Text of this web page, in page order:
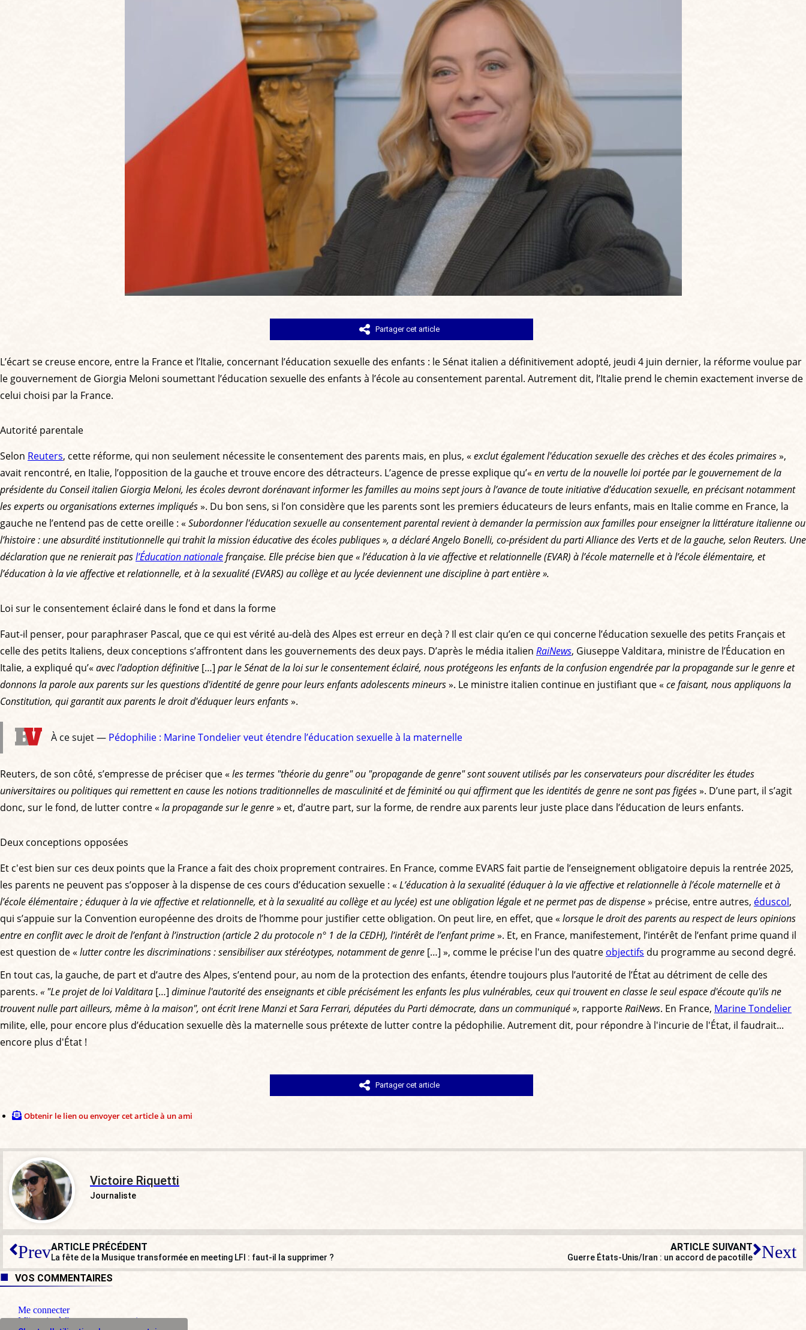
Partager cet article
L’écart se creuse encore, entre la France et l’Italie, concernant l’éducation sexuelle des enfants : le Sénat italien a définitivement adopté, jeudi 4 juin dernier, la réforme voulue par
le gouvernement de Giorgia Meloni soumettant l’éducation sexuelle des enfants à l’école au consentement parental. Autrement dit, l’Italie prend le chemin exactement inverse de
celui choisi par la France.
Autorité parentale
Selon Reuters, cette réforme, qui non seulement nécessite le consentement des parents mais, en plus, «exclut également l'éducation sexuelle des crèches et des écoles primaires»,
avait rencontré, en Italie, l’opposition de la gauche et trouve encore des détracteurs. L’agence de presse explique qu’«en vertu de la nouvelle loi portée par le gouvernement de la
présidente du Conseil italien Giorgia Meloni, les écoles devront dorénavant informer les familles au moins sept jours à l’avance de toute initiative d’éducation sexuelle, en précisant notamment
les experts ou organisations externes impliqués». Du bon sens, si l’on considère que les parents sont les premiers éducateurs de leurs enfants, mais en Italie comme en France, la
gauche ne l’entend pas de cette oreille : «Subordonner l'éducation sexuelle au consentement parental revient à demander la permission aux familles pour enseigner la littérature italienne ou
l’histoire : une absurdité institutionnelle qui trahit la mission éducative des écoles publiques», a déclaré Angelo Bonelli, co-président du parti Alliance des Verts et de la gauche, selon Reuters. Une
déclaration que ne renierait pasl’Éducation nationalefrançaise. Elle précise bien que «l’éducation à la vie affective et relationnelle (EVAR) à l’école maternelle et à l’école élémentaire, et
l’éducation à la vie affective et relationnelle, et à la sexualité (EVARS) au collège et au lycée deviennent une discipline à part entière».
Loi sur le consentement éclairé dans le fond et dans la forme
Faut-il penser, pour paraphraser Pascal, que ce qui est vérité au-delà des Alpes est erreur en deçà ? Il est clair qu’en ce qui concerne l’éducation sexuelle des petits Français et
celle des petits Italiens, deux conceptions s’affrontent dans les gouvernements des deux pays. D’après le média italien RaiNews, Giuseppe Valditara, ministre de l’Éducation en
Italie, a expliqué qu’«avec l'adoption définitive […] par le Sénat de la loi sur le consentement éclairé, nous protégeons les enfants de la confusion engendrée par la propagande sur le genre et
donnons la parole aux parents sur les questions d'identité de genre pour leurs enfants adolescents mineurs». Le ministre italien continue en justifiant que «ce faisant, nous appliquons la
Constitution, qui garantit aux parents le droit d'éduquer leurs enfants».
À ce sujet — Pédophilie : Marine Tondelier veut étendre l’éducation sexuelle à la maternelle
Reuters, de son côté, s’empresse de préciser que «les termes "théorie du genre" ou "propagande de genre" sont souvent utilisés par les conservateurs pour discréditer les études
universitaires ou politiques qui remettent en cause les notions traditionnelles de masculinité et de féminité ou qui affirment que les identités de genre ne sont pas figées». D’une part, il s’agit
donc, sur le fond, de lutter contre «la propagande sur le genre» et, d’autre part, sur la forme, de rendre aux parents leur juste place dans l’éducation de leurs enfants.
Deux conceptions opposées
Et c'est bien sur ces deux points que la France a fait des choix proprement contraires. En France, comme EVARS fait partie de l’enseignement obligatoire depuis la rentrée 2025,
les parents ne peuvent pas s’opposer à la dispense de ces cours d’éducation sexuelle : «L’éducation à la sexualité (éduquer à la vie affective et relationnelle à l’école maternelle et à
l’école élémentaire ; éduquer à la vie affective et relationnelle, et à la sexualité au collège et au lycée) est une obligation légale et ne permet pas de dispense» précise, entre autres, éduscol,
qui s’appuie sur la Convention européenne des droits de l’homme pour justifier cette obligation. On peut lire, en effet, que «lorsque le droit des parents au respect de leurs opinions
entre en conflit avec le droit de l’enfant à l’instruction (article 2 du protocole n° 1 de la CEDH), l’intérêt de l’enfant prime». Et, en France, manifestement, l’intérêt de l’enfant prime quand il
est question de «lutter contre les discriminations : sensibiliser aux stéréotypes, notamment de genre […] », comme le précise l'un des quatre objectifs du programme au second degré.
En tout cas, la gauche, de part et d’autre des Alpes, s’entend pour, au nom de la protection des enfants, étendre toujours plus l’autorité de l’État au détriment de celle des
parents. « "Le projet de loi Valditara […] diminue l'autorité des enseignants et cible précisément les enfants les plus vulnérables, ceux qui trouvent en classe le seul espace d'écoute qu'ils ne
trouvent nulle part ailleurs, même à la maison", ont écrit Irene Manzi et Sara Ferrari, députées du Parti démocrate, dans un communiqué », rapporteRaiNews. En France, Marine Tondelier
milite, elle, pour encore plus d’éducation sexuelle dès la maternelle sous prétexte de lutter contre la pédophilie. Autrement dit, pour répondre à l'incurie de l'État, il faudrait...
encore plus d'État !
Partager cet article
Obtenir le lien ou envoyer cet article à un ami
Victoire Riquetti
Journaliste
PrevARTICLE PRÉCÉDENT
La fête de la Musique transformée en meeting LFI : faut-il la supprimer ?
ARTICLE SUIVANT
Guerre États-Unis/Iran : un accord de pacotille Next
VOS COMMENTAIRES
Me connecter
M'inscrire à l'espace commentaire